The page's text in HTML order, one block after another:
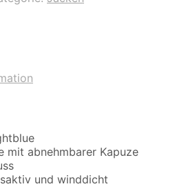
mit abnehmbarer Kapuze
und winddicht